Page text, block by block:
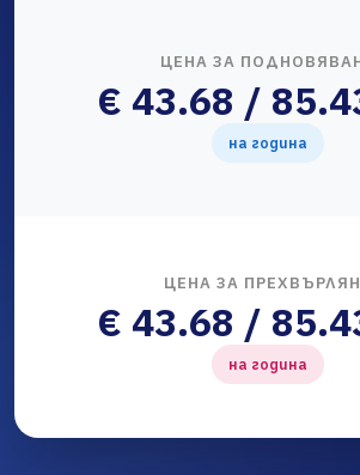
ЦЕНА ЗА
€ 43.68 /
на година
ЦЕНА ЗА
€ 43.68 /
на година